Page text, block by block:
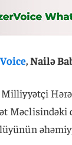
, Nailə
Məclisindəki